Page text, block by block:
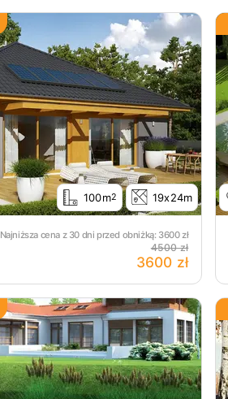
100m2 19x24m
Najniższa cena z 30 dni przed obniżką: 3600zł
4500 zł
3600 zł